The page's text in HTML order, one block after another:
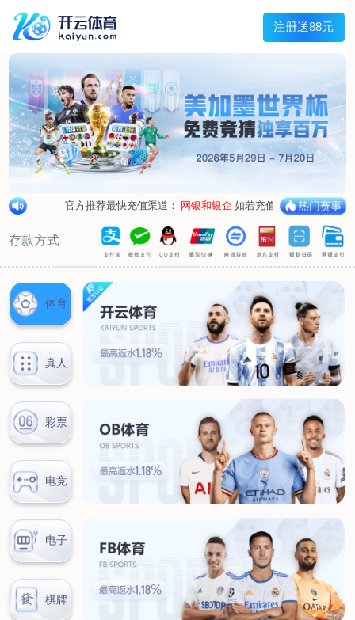
Menu
网站首页
关于我们
产品中心
荣誉资质
厂区设备
人才招聘
新闻中心
销售网点